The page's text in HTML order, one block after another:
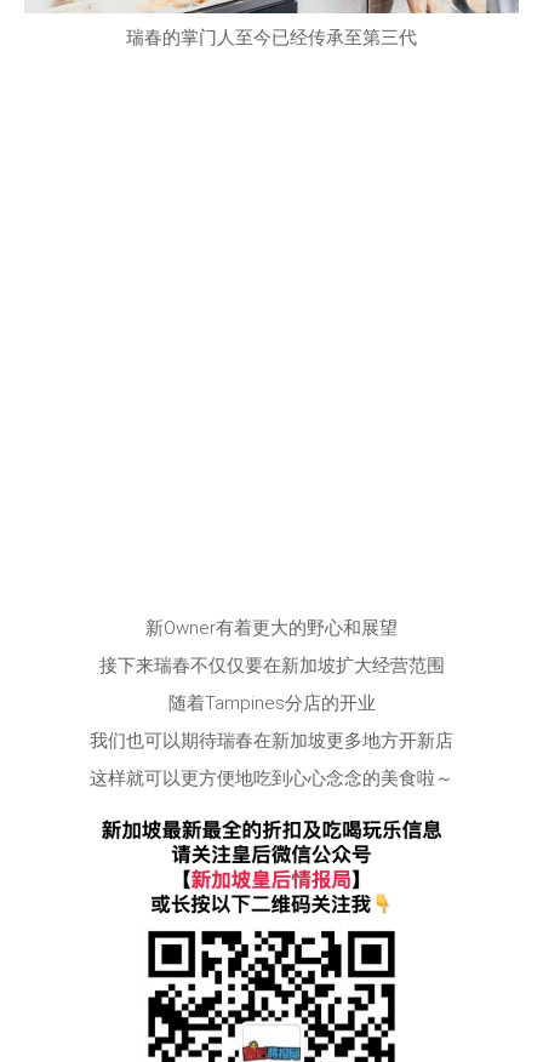
瑞春的掌门人至今已经传承至第三代
新Owner有着更大的野心和展望
接下来瑞春不仅仅要在新加坡扩大经营范围
随着Tampines分店的开业
我们也可以期待瑞春在新加坡更多地方开新店
这样就可以更方便地吃到心心念念的美食啦～